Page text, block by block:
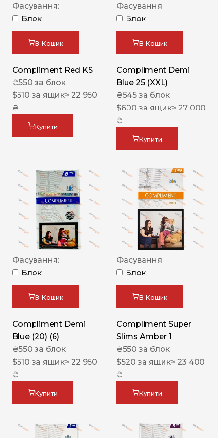
Фасування:
Блок
В Кошик
Compliment Red KS
₴550 за блок
$510 за ящик≈ 22 950
₴
Купити
Фасування:
Блок
В Кошик
Compliment Demi
Blue 25 (XXL)
₴545 за блок
$600 за ящик≈ 27 000
₴
Купити
Фасування:
Блок
В Кошик
Compliment Demi
Blue (20) (6)
₴550 за блок
$510 за ящик≈ 22 950
₴
Купити
Фасування:
Блок
В Кошик
Compliment Super
Slims Amber 1
₴550 за блок
$520 за ящик≈ 23 400
₴
Купити